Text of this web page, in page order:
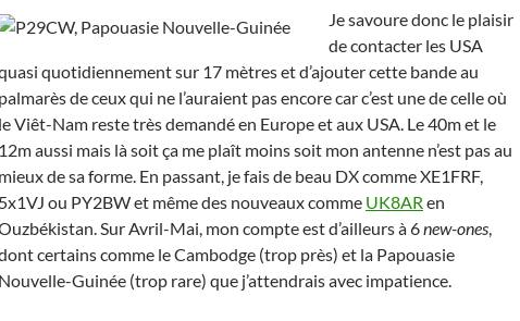
Je savoure donc le plaisir
de contacter les USA
quotidiennement sur 17 mètres et d’ajouter cette bande au
palmarès de ceux qui ne l’auraient pas encore car c’est une de celle où
le Viêt-Nam reste très demandé en Europe et aux USA. Le 40m et le
12m aussi mais là soit ça me plaît moins soit mon antenne n’est pas au
mieux de sa forme. En passant, je fais de beau DX comme XE1FRF,
5x1VJ ou PY2BW et même des nouveaux comme UK8AR en
Sur Avril-Mai, mon compte est d’ailleurs à 6new-ones,
certains comme le Cambodge (trop près) et la Papouasie
Nouvelle-Guinée (trop rare) que j’attendrais avec impatience.